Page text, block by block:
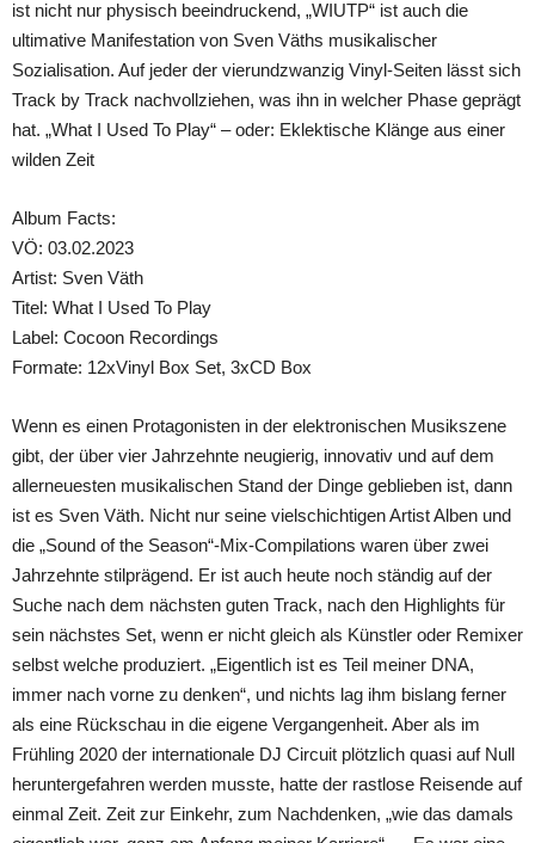
ist nicht nur physisch beeindruckend, „WIUTP“ ist auch die
ultimative Manifestation von Sven Väths musikalischer
Sozialisation. Auf jeder der vierundzwanzig Vinyl-Seiten lässt sich
Track by Track nachvollziehen, was ihn in welcher Phase geprägt
hat. „What I Used To Play“ – oder: Eklektische Klänge aus einer
wilden Zeit
Album Facts:
VÖ: 03.02.2023
Artist: Sven Väth
Titel: What I Used To Play
Label: Cocoon Recordings
Formate: 12xVinyl Box Set, 3xCD Box
Wenn es einen Protagonisten in der elektronischen Musikszene
gibt, der über vier Jahrzehnte neugierig, innovativ und auf dem
allerneuesten musikalischen Stand der Dinge geblieben ist, dann
ist es Sven Väth. Nicht nur seine vielschichtigen Artist Alben und
die „Sound of the Season“-Mix-Compilations waren über zwei
Jahrzehnte stilprägend. Er ist auch heute noch ständig auf der
Suche nach dem nächsten guten Track, nach den Highlights für
sein nächstes Set, wenn er nicht gleich als Künstler oder Remixer
selbst welche produziert. „Eigentlich ist es Teil meiner DNA,
immer nach vorne zu denken“, und nichts lag ihm bislang ferner
als eine Rückschau in die eigene Vergangenheit. Aber als im
Frühling 2020 der internationale DJ Circuit plötzlich quasi auf Null
heruntergefahren werden musste, hatte der rastlose Reisende auf
einmal Zeit. Zeit zur Einkehr, zum Nachdenken, „wie das damals